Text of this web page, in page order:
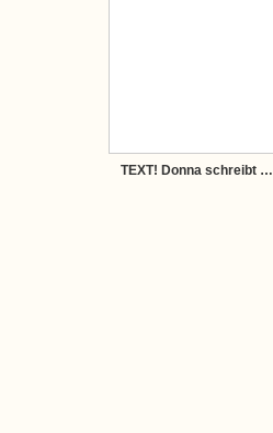
TEXT! Donna schreibt …